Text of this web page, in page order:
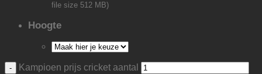
file size 512 MB)
Hoogte
Kampioen prijs cricket aantal